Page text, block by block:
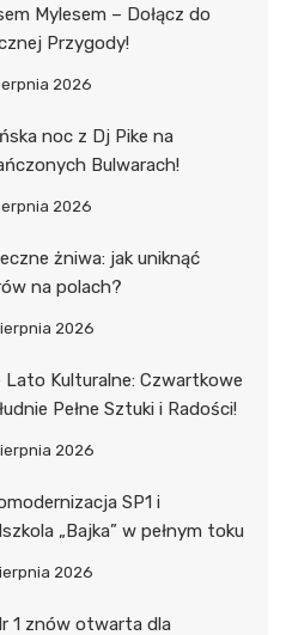
Mylesem – Dołącz do
Przygody!
2026
noc z Dj Pike na
Bulwarach!
2026
żniwa: jak uniknąć
na polach?
2026
Lato Kulturalne: Czwartkowe
Pełne Sztuki i Radości!
2026
SP1 i
„Bajka” w pełnym toku
2026
1 znów otwarta dla